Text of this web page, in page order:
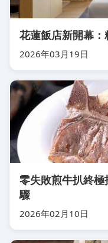
花蓮飯店新開幕
2026年03月19日
零失敗煎牛扒終
驟
2026年02月10日